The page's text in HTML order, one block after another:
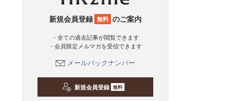
新規会員登録 無料 のご案内
・全ての過去記事が閲覧できます
・会員限定メルマガを受信できます
メールバックナンバー
新規会員登録 無料